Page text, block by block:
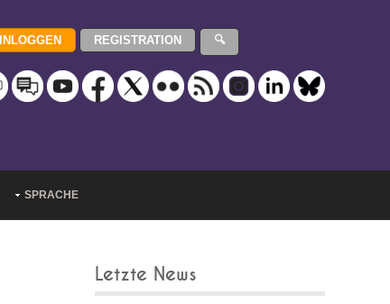
SPRACHE
Letzte News